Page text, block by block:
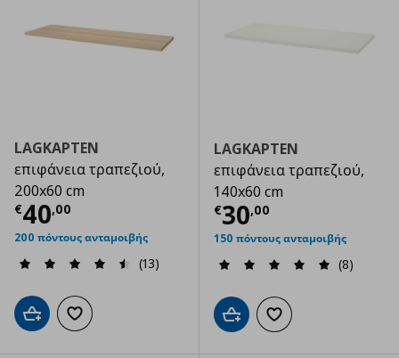
LAGKAPTEN
επιφάνεια τραπεζιού,
200x60 cm
€40,00
Τρέχουσα τιμή € 40,00
200 πόντους ανταμοιβής
(13)
Προσθήκη στο καλάθι
Προσθήκη στα αγαπημένα
LAGKAPTEN
επιφάνεια τραπεζιού,
140x60 cm
€30,00
Τρέχουσα
150 πόντους ανταμοιβής
(8)
Προσθήκη στο καλάθι
Προσθήκη στα